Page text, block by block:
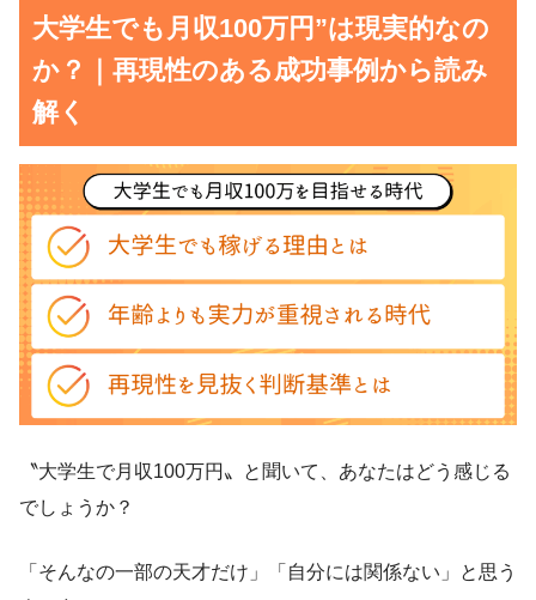
大学生でも月収100万円”は現実的なの
か？｜再現性のある成功事例から読み
解く
〝大学生で月収100万円〟と聞いて、あなたはどう感じる
でしょうか？
「そんなの一部の天才だけ」「自分には関係ない」と思う